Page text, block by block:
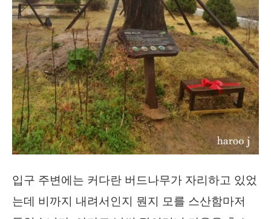
입구 주변에는 커다란 버드나무가 자리하고 있었
는데 비까지 내려서인지 뭔지 모를 스산함마저